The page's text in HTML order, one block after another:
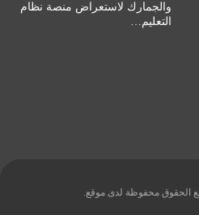
والجمارك لاستعراض منصة نظام
التعليم…